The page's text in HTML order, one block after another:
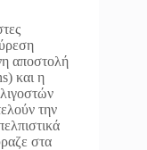
αποστολή
και η
την
στα